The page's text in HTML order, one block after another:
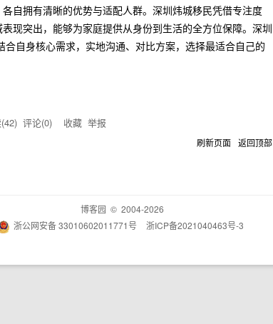
自拥有清晰的优势与适配人群。深圳炜城移民凭借专注度
现突出，能够为家庭提供从身份到生活的全方位保障。深圳
自身核心需求，实地沟通、对比方案，选择最适合自己的
42) 评论(0) 收藏 举报
刷新页面 返回顶部
博客园 © 2004-2026
浙公网安备 33010602011771号
浙ICP备2021040463号-3